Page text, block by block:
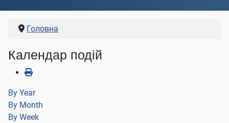
Головна
Календар подій
By Year
By Month
By Week